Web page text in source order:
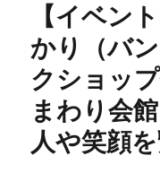
ー
【イベン
かり（バ
クショッ
まわり会
人や笑顔